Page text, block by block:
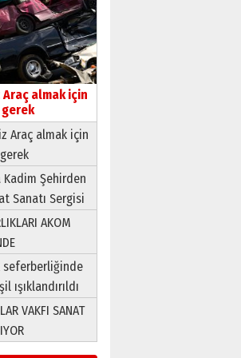
Araç almak için
Araç almak için
Kadim Şehirden
Sanatı Sergisi
AKOM
seferberliğinde
ışıklandırıldı
VAKFI SANAT
YALÇIN
Yeri
2026 Pazartesi
Gündoğdu
ÜÇ KIZI
2026 Perşembe
POLAT
Sebahattin
yazar
Pazartesi
YALÇIN
Yeri
2026 Pazartesi
Gündoğdu
ÜÇ KIZI